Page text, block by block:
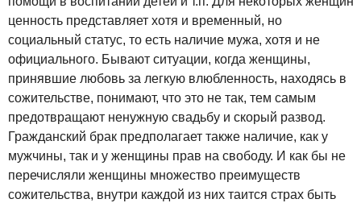
ценность представляет хотя и временный, но
социальный статус, то есть наличие мужа, хотя и не
официального. Бывают ситуации, когда женщины,
принявшие любовь за легкую влюбленность, находясь в
сожительстве, понимают, что это не так, тем самым
предотвращают ненужную свадьбу и скорый развод.
Гражданский брак предполагает также наличие, как у
мужчины, так и у женщины прав на свободу. И как бы не
перечисляли женщины множество преимуществ
сожительства, внутри каждой из них таится страх быть